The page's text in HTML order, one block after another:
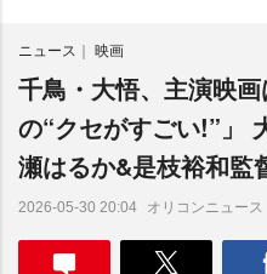
ニュース 映画
千鳥・大悟、主演映
の“クセがすごい!”」
瀬はるか&是枝裕和監
2026-05-30 20:04 オリコンニュース